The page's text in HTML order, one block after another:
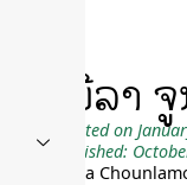
ມະນີລາ
Last updated on
(first published:
by Manilla